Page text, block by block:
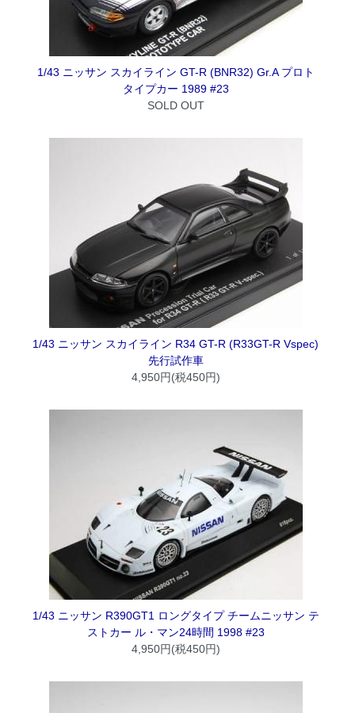
1/43 ニッサン スカイライン GT-R (BNR32) Gr.A プロト
タイプカー 1989 #23
SOLD OUT
1/43 ニッサン スカイライン R34 GT-R (R33GT-R Vspec)
先行試作車
4,950円(税450円)
1/43 ニッサン R390GT1 ロングタイプ チームニッサン テ
ストカー ル・マン24時間 1998 #23
4,950円(税450円)